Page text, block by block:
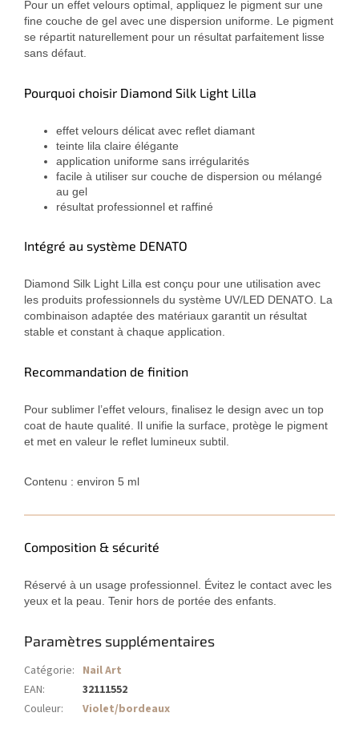
Pour un effet velours optimal, appliquez le pigment sur une
fine couche de gel avec une dispersion uniforme. Le pigment
se répartit naturellement pour un résultat parfaitement lisse
sans défaut.
Pourquoi choisir Diamond Silk Light Lilla
effet velours délicat avec reflet diamant
teinte lila claire élégante
application uniforme sans irrégularités
facile à utiliser sur couche de dispersion ou mélangé
au gel
résultat professionnel et raffiné
Intégré au système DENATO
Diamond Silk Light Lilla est conçu pour une utilisation avec
les produits professionnels du système UV/LED DENATO. La
combinaison adaptée des matériaux garantit un résultat
stable et constant à chaque application.
Recommandation de finition
Pour sublimer l’effet velours, finalisez le design avec un top
coat de haute qualité. Il unifie la surface, protège le pigment
et met en valeur le reflet lumineux subtil.
Contenu : environ 5 ml
Composition & sécurité
Réservé à un usage professionnel. Évitez le contact avec les
yeux et la peau. Tenir hors de portée des enfants.
Paramètres supplémentaires
Catégorie: Nail Art
EAN:
32111552
Couleur: Violet/bordeaux